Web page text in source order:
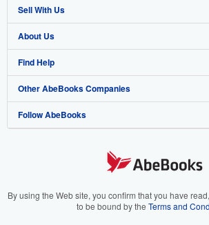
Advanced Search
Browse Collections
My Account
My Orders
View Basket
Sell With Us
Start Selling
Join Our Affiliate Program
Book Buyback
Refer a seller
About Us
About AbeBooks
Media
Careers
Your Ads Privacy Choices
Find Help
Help
Customer Support
Other AbeBooks Companies
AbeBooks.co.uk
AbeBooks.it
Follow AbeBooks
By using the Web site, you confirm that you have
to be bound by the Terms and